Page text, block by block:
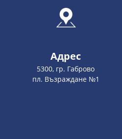
Адрес
5300, гр. Габрово
пл. Възраждане №1